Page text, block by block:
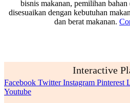
bisnis makanan, pemilihan
disesuaikan dengan kebutuhan
dan berat makanan.
Interactive
Facebook Twitter Instagram Pinterest
Youtube